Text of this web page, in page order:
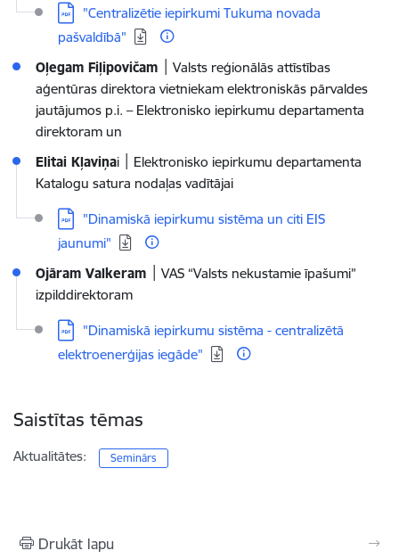
Lejupielādēt:
"Centralizētie iepirkumi Tukuma novada
pašvaldībā"
Oļegam Fiļipovičam
Valsts reģionālās attīstības
aģentūras direktora vietniekam elektroniskās pārvaldes
jautājumos p.i. – Elektronisko iepirkumu departamenta
direktoram un
Elitai Kļaviņai ׀ Elektronisko iepirkumu departamenta
Katalogu satura nodaļas vadītājai
Lejupielādēt:
"Dinamiskā iepirkumu sistēma un citi EIS
jaunumi"
Ojāram Valkeram
VAS “Valsts nekustamie īpašumi”
izpilddirektoram
Lejupielādēt:
"Dinamiskā iepirkumu sistēma - centralizētā
elektroenerģijas iegāde"
Saistītas tēmas
Aktualitātes: Seminārs
Drukāt lapu